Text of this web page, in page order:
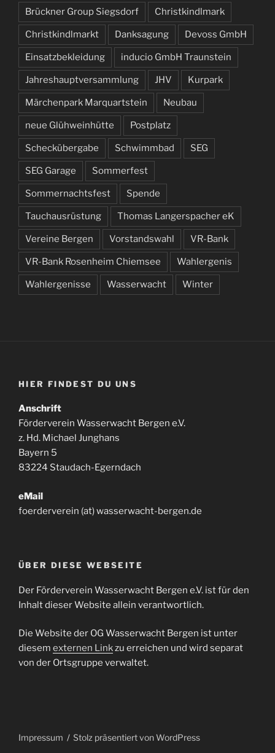
Brückner Group Siegsdorf Christkindlmark
Christkindlmarkt Danksagung Devoss GmbH
Einsatzbekleidung inducio GmbH Traunstein
Jahreshauptversammlung JHV Kurpark
Märchenpark Marquartstein Neubau
neue Glühweinhütte Postplatz
Scheckübergabe Schwimmbad SEG
SEG Garage Sommerfest
Sommernachtsfest Spende
Tauchausrüstung Thomas Langerspacher eK
Vereine Bergen Vorstandswahl VR-Bank
VR-Bank Rosenheim Chiemsee Wahlergenis
Wahlergenisse Wasserwacht Winter
HIER FINDEST DU UNS
Anschrift
Förderverein Wasserwacht Bergen e.V.
z. Hd. Michael Junghans
Bayern 5
83224 Staudach-Egerndach
eMail
foerderverein (at) wasserwacht-bergen.de
ÜBER DIESE WEBSEITE
Der Förderverein Wasserwacht Bergen e.V. ist für den
Inhalt dieser Website allein verantwortlich.
Die Website der OG Wasserwacht Bergen ist unter
diesem externen Linkzu erreichen und wird separat
von der Ortsgruppe verwaltet.
Impressum Stolz präsentiert von WordPress